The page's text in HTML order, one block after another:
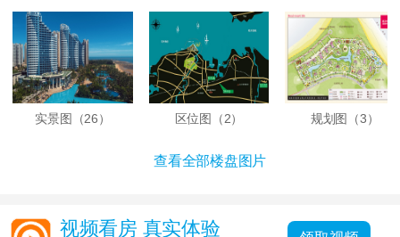
44.62㎡
高层 F1户型 1室1厨1卫 建面44.62㎡
44.83㎡
A户型 1室1厨1卫 建面44.83㎡
二期C2户型 1室2厅1厨1卫 建面63㎡
实景图（26） 区位图（2） 规划图（3）
查看全部楼盘图片
视频看房 真实体验